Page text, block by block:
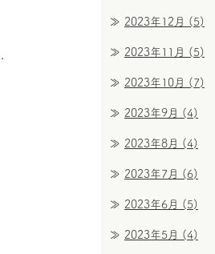
2023年12月 (5)
2023年11月 (5)
2023年10月 (7)
2023年9月 (4)
2023年8月 (4)
2023年7月 (6)
2023年6月 (5)
2023年5月 (4)